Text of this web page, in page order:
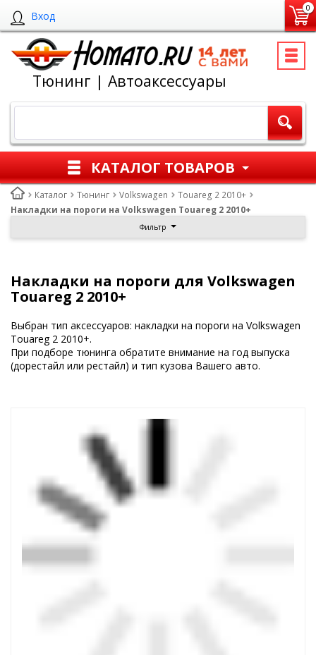
Вход
0
Тюнинг | Автоаксессуары
КАТАЛОГ ТОВАРОВ
Каталог Тюнинг Volkswagen
Touareg 2 2010+
Накладки на пороги на Volkswagen Touareg 2 2010+
Фильтр
Накладки на пороги для Volkswagen
Touareg 2 2010+
Выбран тип аксессуаров: накладки на пороги на Volkswagen
Touareg 2 2010+.
При подборе тюнинга обратите внимание на год выпуска
(дорестайл или рестайл) и тип кузова Вашего авто.